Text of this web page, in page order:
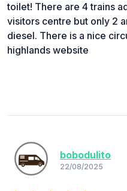
toilet! There are 4 trains
visitors centre but only 2
diesel. There is a nice
highlands website
bobodulito
22/08/2025